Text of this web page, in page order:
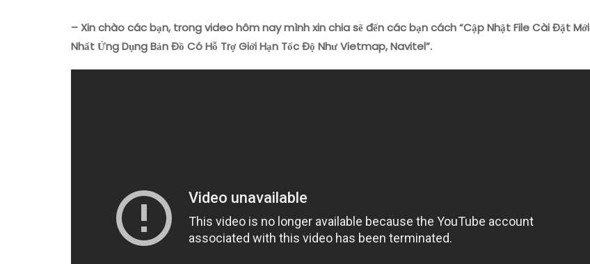
File
Mới
Hạn
Tốc
– Xin chào các bạn, trong video hôm nay mình xin chia sẽ đến các bạn cách “Cập Nhật File Cài Đặt Mới
Nhất Ứng Dụng Bản Đồ Có Hỗ Trợ Giới Hạn Tốc Độ Như Vietmap, Navitel”.